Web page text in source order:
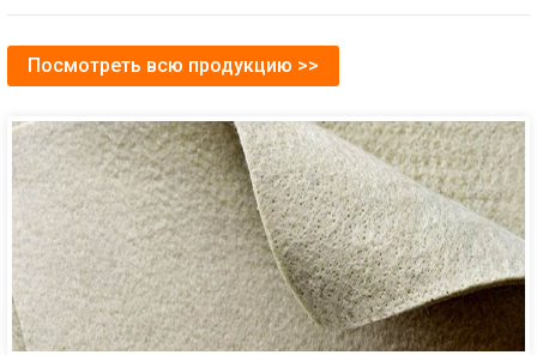
Посмотреть всю продукцию >>